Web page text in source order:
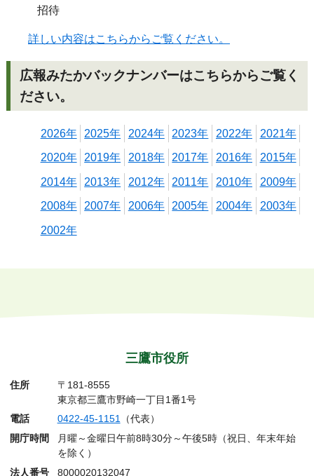
招待
詳しい内容はこちらからご覧ください。
広報みたかバックナンバーはこちらからご覧く
ださい。
2026年 2025年 2024年 2023年 2022年 2021年
2020年 2019年 2018年 2017年 2016年 2015年
2014年 2013年 2012年 2011年 2010年 2009年
2008年 2007年 2006年 2005年 2004年 2003年
2002年
三鷹市役所
住所
〒181-8555
東京都三鷹市野崎一丁目1番1号
電話
0422-45-1151（代表）
開庁時間
月曜～金曜日午前8時30分～午後5時（祝日、年末年始
を除く）
法人番号
8000020132047